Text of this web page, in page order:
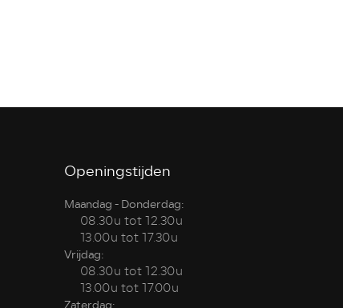
Openingstijden
Maandag - Donderdag:
08.30u tot 12.30u
13.00u tot 17.30u
Vrijdag:
08.30u tot 12.30u
13.00u tot 17.00u